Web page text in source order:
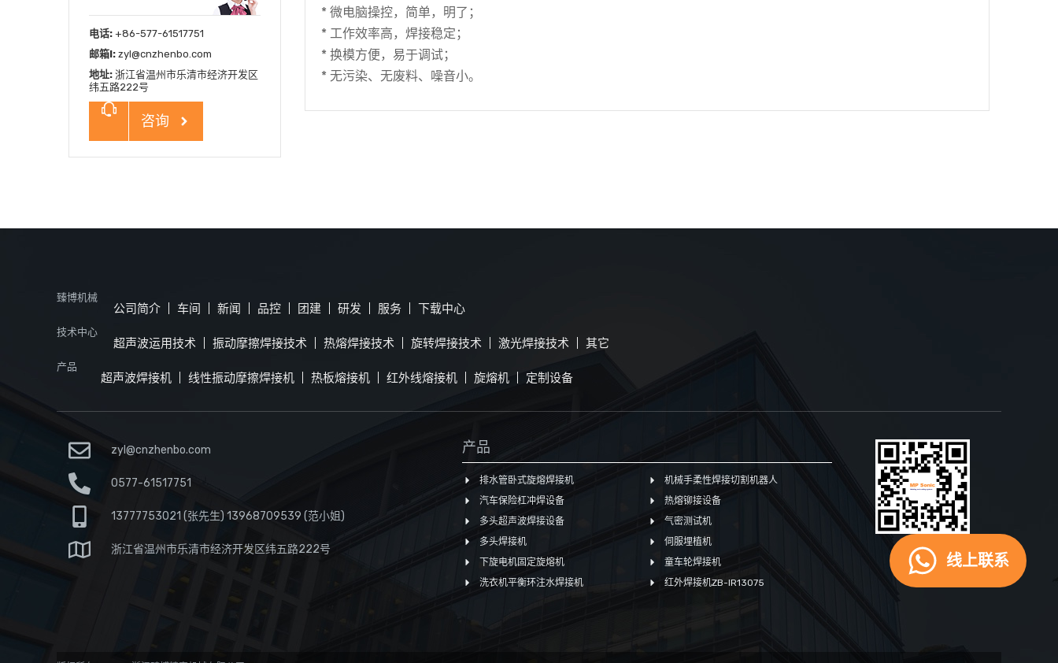
线上联系
电话: +86-577-61517751
邮箱l: zyl@cnzhenbo.com
地址: 浙江省温州市乐清市经济开发区
纬五路222号
咨询
* 微电脑操控，简单，明了；
* 工作效率高，焊接稳定；
* 换模方便，易于调试；
* 无污染、无废料、噪音小。
臻博机械
公司简介 车间 新闻 品控 团建 研发 服务 下载中心
技术中心
超声波运用技术 振动摩擦焊接技术 热熔焊接技术 旋转焊接技术 激光焊接技术 其它
产品
超声波焊接机 线性振动摩擦焊接机 热板熔接机 红外线熔接机 旋熔机 定制设备
zyl@cnzhenbo.com
0577-61517751
13777753021 (张先生) 13968709539 (范小姐)
浙江省温州市乐清市经济开发区纬五路222号
产品
排水管卧式旋熔焊接机
机械手柔性焊接切割机器人
汽车保险杠冲焊设备
热熔铆接设备
多头超声波焊接设备
气密测试机
多头焊接机
伺服埋植机
下旋电机固定旋熔机
童车轮焊接机
洗衣机平衡环注水焊接机
红外焊接机ZB-IR13075
手机网站